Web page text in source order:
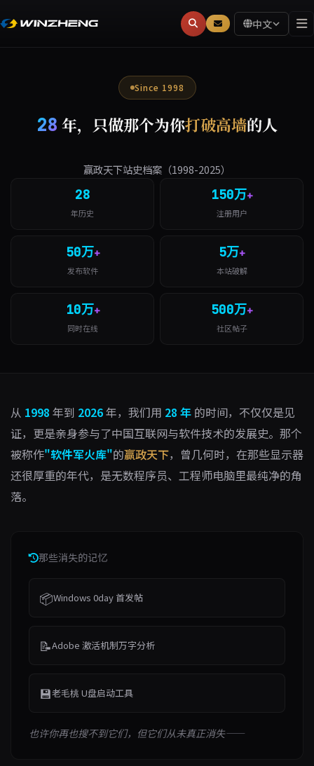
中文
Since 1998
28 年，只做那个为你打破高墙的人
赢政天下站史档案（1998-2025）
28
年历史
150万+
注册用户
50万+
发布软件
5万+
本站破解
10万+
同时在线
500万+
社区帖子
从 1998 年到 2026年，我们用 28 年 的时间，不仅仅是见
证，更是亲身参与了中国互联网与软件技术的发展史。那个
被称作"软件军火库"的赢政天下，曾几何时，在那些显示器
还很厚重的年代，是无数程序员、工程师电脑里最纯净的角
落。
那些消失的记忆
📦Windows 0day 首发帖
📝Adobe 激活机制万字分析
💾老毛桃 U盘启动工具
也许你再也搜不到它们，但它们从未真正消失——